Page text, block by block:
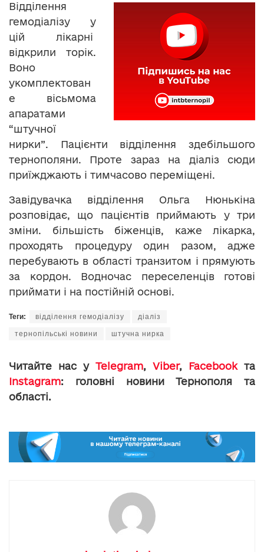
Відділення
гемодіалізу у
цій лікарні
відкрили торік.
Воно
укомплектован
е вісьмома
апаратами
“штучної
нирки”. Пацієнти відділення здебільшого
тернополяни. Проте зараз на діаліз сюди
приїжджають і тимчасово переміщені.
Завідувачка відділення Ольга Нюнькіна
розповідає, що пацієнтів приймають у три
зміни. більшість біженців, каже лікарка,
проходять процедуру один разом, адже
перебувають в області транзитом і прямують
за кордон. Водночас переселенців готові
приймати і на постійній основі.
Теги: відділення гемодіалізу діаліз
тернопільські новини штучна нирка
Читайте нас у Telegram, Viber, Facebookта
Instagram: головні новини Тернополя та
області.